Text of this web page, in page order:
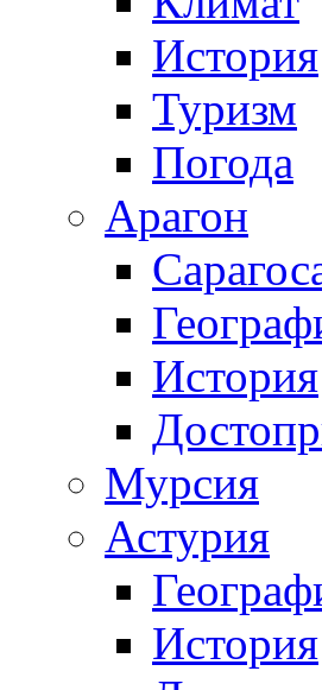
История
Туризм
Погода
Арагон
История
Мурсия
Астурия
История